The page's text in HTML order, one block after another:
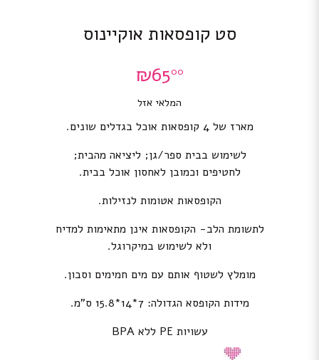
סט קופסאות אוקיינוס
₪6500
המלאי אזל
מארז של 4 קופסאות אוכל בגדלים שונים.
לשימוש בבית ספר/גן; ליציאה מהבית;
לחטיפים וכמובן לאחסון אוכל בבית.
הקופסאות אטומות לנזילות.
לתשומת הלב- הקופסאות אינן מתאימות למדיח
ולא לשימוש במיקרוגל.
מומלץ לשטוף אותם עם מים חמימים וסבון.
מידות הקופסא הגדולה: 7*14*15.8 ס”מ.
עשויות PE ללא BPA